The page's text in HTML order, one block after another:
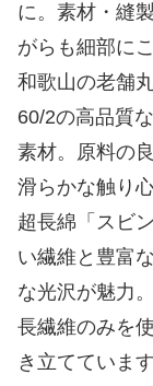
に。素材・縫
がらも細部に
和歌山の老舗
60/2の高品質
素材。原料の
滑らかな触り
超長綿「スビ
い繊維と豊富
な光沢が魅力
長繊維のみを
き立てています